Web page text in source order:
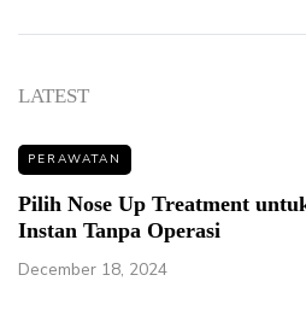
LATEST
PERAWATAN
Pilih Nose Up Treatment
Instan Tanpa Operasi
December 18, 2024